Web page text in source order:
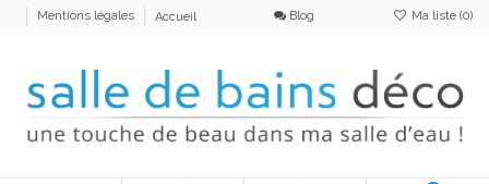
Mentions légales Accueil Blog Ma liste (0)